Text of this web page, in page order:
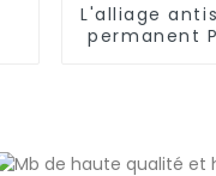
L'alliage
permanent